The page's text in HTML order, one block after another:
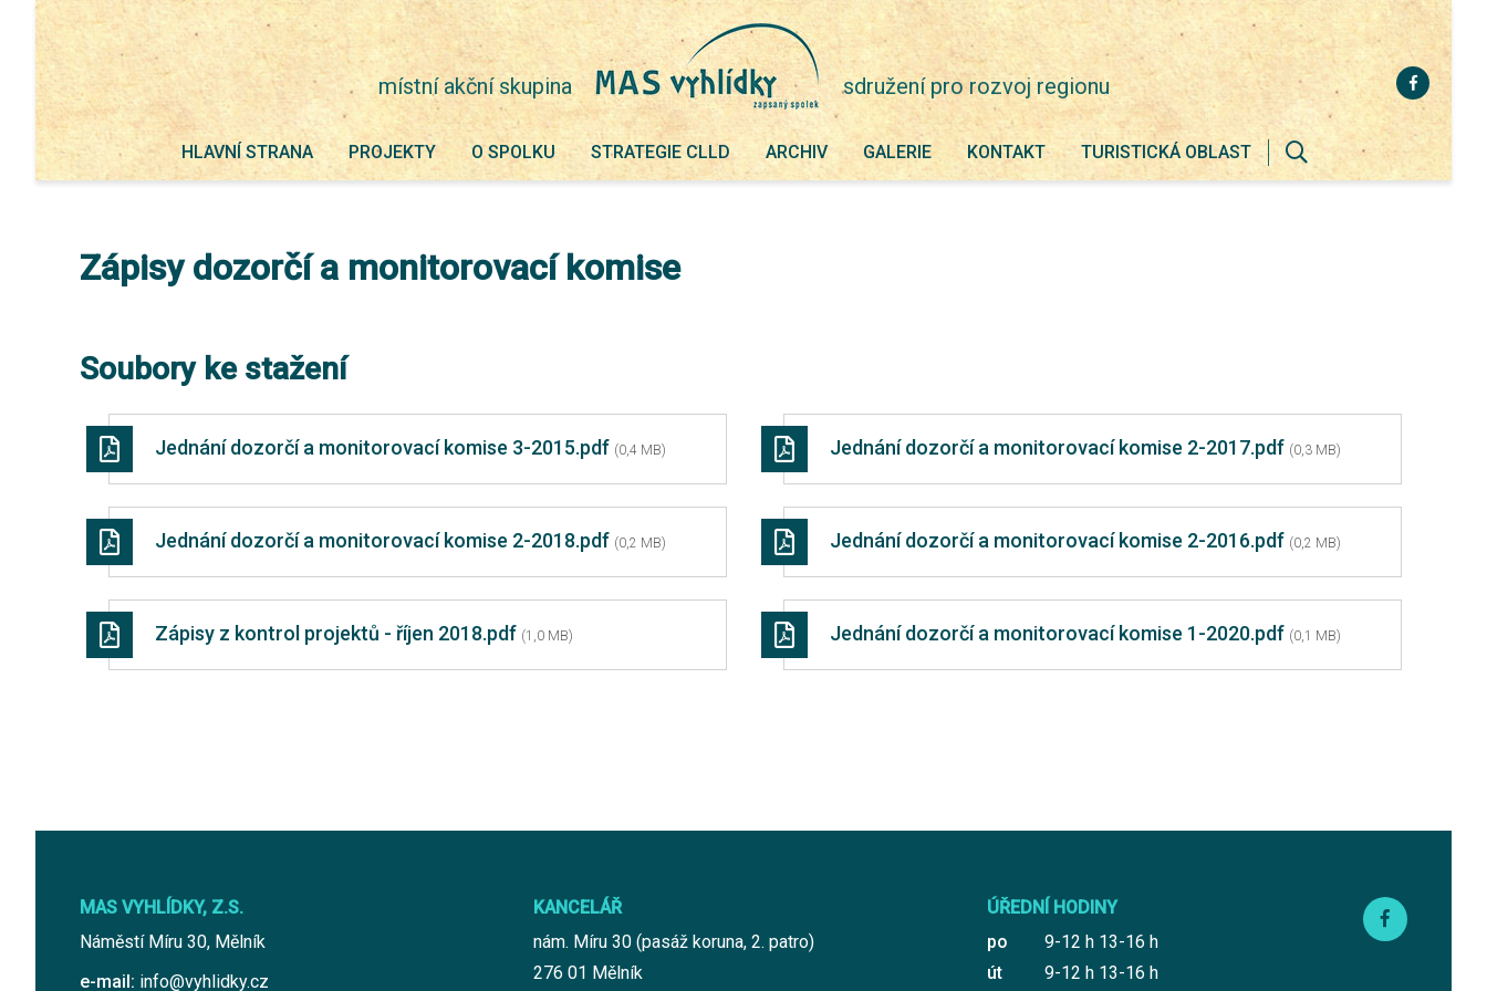
místní akční skupina sdružení pro rozvoj regionu
HLAVNÍ STRANA PROJEKTY O SPOLKU STRATEGIE CLLD ARCHIV GALERIE KONTAKT TURISTICKÁ OBLAST
Zobrazit
Zápisy dozorčí a monitorovací komise
Soubory ke stažení
Jednání dozorčí a monitorovací komise 3-2015.pdf (0,4 MB) Jednání dozorčí a monitorovací komise 2-2017.pdf (0,3 MB)
Jednání dozorčí a monitorovací komise 2-2018.pdf (0,2 MB) Jednání dozorčí a monitorovací komise 2-2016.pdf (0,2 MB)
Zápisy z kontrol projektů - říjen 2018.pdf (1,0 MB) Jednání dozorčí a monitorovací komise 1-2020.pdf (0,1 MB)
MAS VYHLÍDKY, Z.S.
Náměstí Míru 30, Mělník
e-mail: info@vyhlidky.cz
KANCELÁŘ
nám. Míru 30 (pasáž koruna, 2. patro)
276 01 Mělník
ÚŘEDNÍ HODINY
po
9-12 h 13-16 h
út
9-12 h 13-16 h